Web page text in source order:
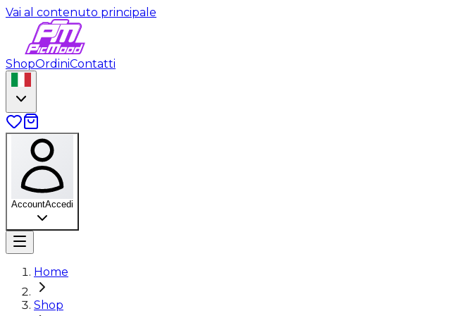
Vai al contenuto principale
ShopOrdiniContatti
AccountAccedi
Home
Shop